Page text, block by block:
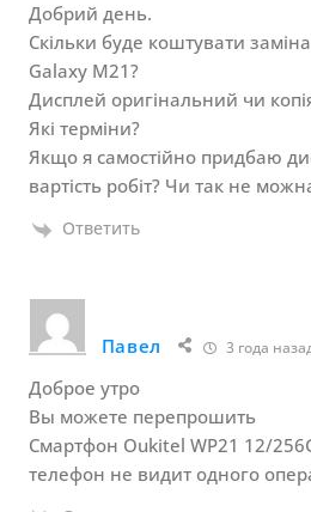
Добрий день.
Скільки буде коштувати
Galaxy M21?
Дисплей оригінальний чи
Які терміни?
Якщо я самостійно придбаю
вартість робіт? Чи так не
Ответить
Павел 3 года
Доброе утро
Вы можете перепрошить
Смартфон Oukitel WP21 12/
телефон не видит одного